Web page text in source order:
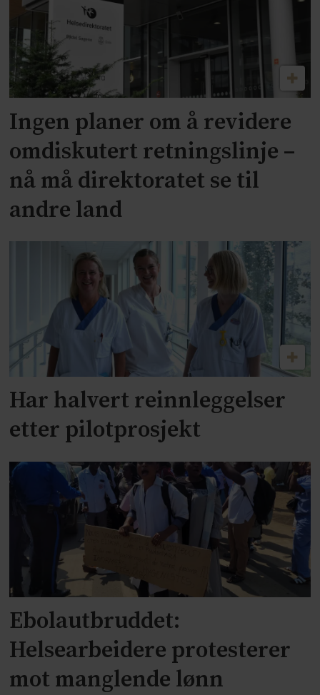
Ingen planer om å revidere
omdiskutert retningslinje –
nå må direktoratet se til
andre land
Har halvert reinnleggelser
etter pilotprosjekt
Ebolautbruddet:
Helsearbeidere protesterer
mot manglende lønn